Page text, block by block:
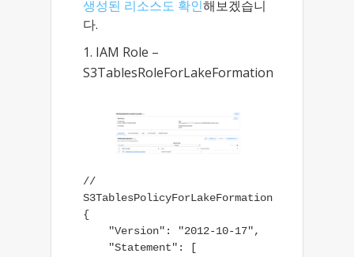
생성된 리소스도 확인해보겠습니
다.
IAM Role –
S3TablesRoleForLakeFormation
//
S3TablesPolicyForLakeFormation
{